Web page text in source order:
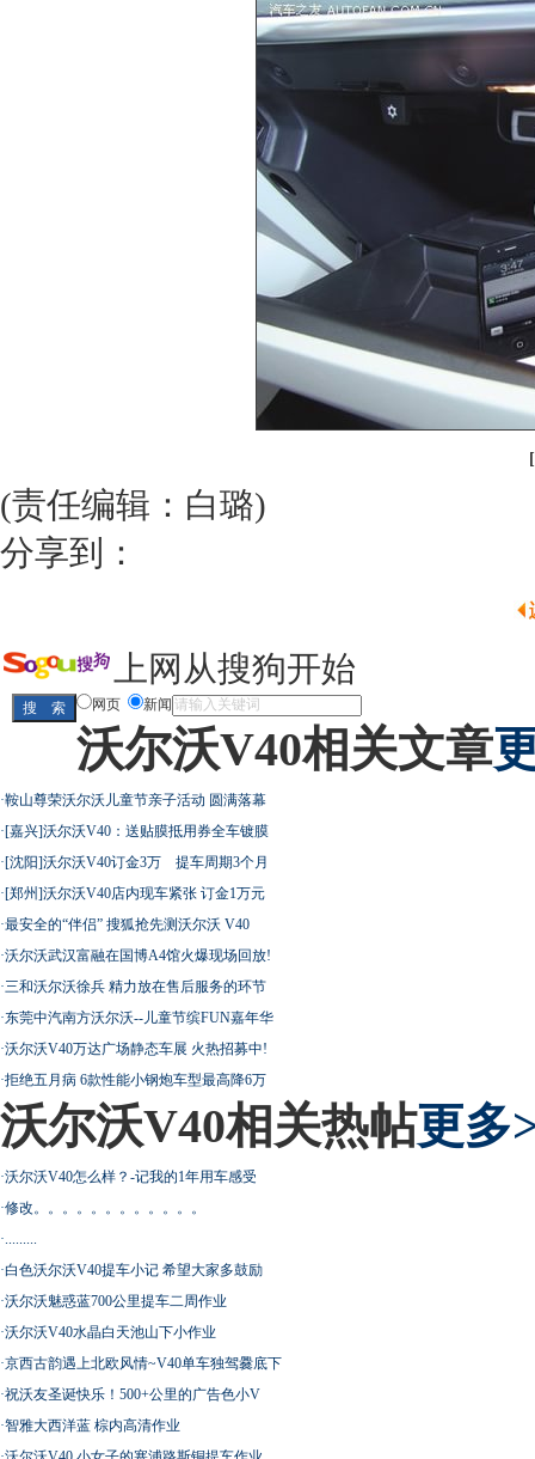
(责任编辑：白璐)
分享到：
上网从搜狗开始
网页 新闻
沃尔沃V40相关文章
·鞍山尊荣沃尔沃儿童节亲子活动 圆满落幕
·[嘉兴]沃尔沃V40：送贴膜抵用券全车镀膜
·[沈阳]沃尔沃V40订金3万 提车周期3个月
·[郑州]沃尔沃V40店内现车紧张 订金1万元
·最安全的“伴侣” 搜狐抢先测沃尔沃 V40
·沃尔沃武汉富融在国博A4馆火爆现场回放!
·三和沃尔沃徐兵 精力放在售后服务的环节
·东莞中汽南方沃尔沃--儿童节缤FUN嘉年华
·沃尔沃V40万达广场静态车展 火热招募中!
·拒绝五月病 6款性能小钢炮车型最高降6万
沃尔沃V40相关热帖更多
·沃尔沃V40怎么样？-记我的1年用车感受
·修改。。。。。。。。。。。。
·
·白色沃尔沃V40提车小记 希望大家多鼓励
·沃尔沃魅惑蓝700公里提车二周作业
·沃尔沃V40水晶白天池山下小作业
·京西古韵遇上北欧风情~V40单车独驾爨底下
·祝沃友圣诞快乐！500+公里的广告色小V
·智雅大西洋蓝 棕内高清作业